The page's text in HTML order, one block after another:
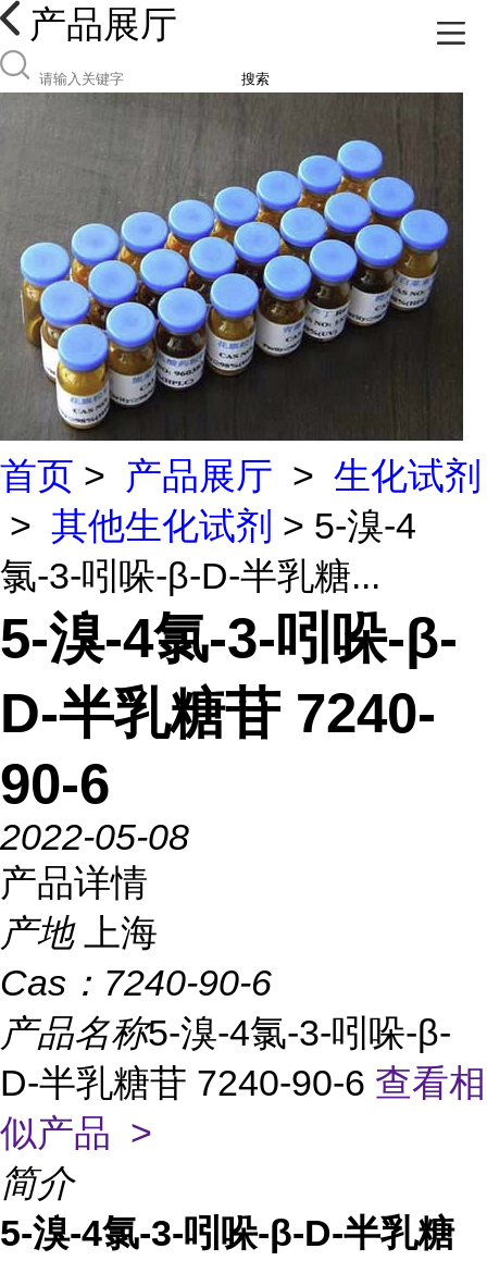
产品展厅
搜索
首页 > 产品展厅 > 生化试剂
> 其他生化试剂 > 5-溴-4
氯-3-吲哚-β-D-半乳糖...
5-溴-4氯-3-吲哚-β-
D-半乳糖苷 7240-
90-6
2022-05-08
产品详情
产地
上海
Cas： 7240-90-6
产品名称5-溴-4氯-3-吲哚-β-
D-半乳糖苷 7240-90-6 查看相
似产品 >
简介
5-溴-4氯-3-吲哚-β-D-半乳糖